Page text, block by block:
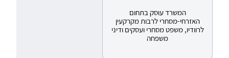
המשרד עוסק בתחום
האזרחי-מסחרי לרבות מקרקעין
לרוודיו, משפט מסחרי ועסקים ודיני
משפחה